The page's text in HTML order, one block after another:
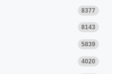
8377
8143
5839
4020